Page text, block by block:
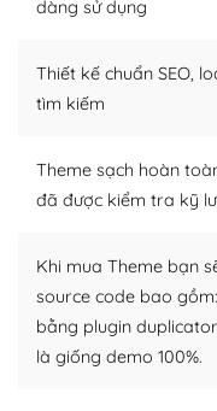
– Sở hữu một cộng
người cuồng tín
kiếm những cộng
lời, giải đáp vấn đề
Cộng đồng sử dụng
dàng sử dụng
Thiết kế chuẩn SEO,
tìm kiếm
Theme sạch hoàn
đã được kiểm tra kỹ
Khi mua Theme bạn
source code bao
bằng plugin
là giống demo 100%.